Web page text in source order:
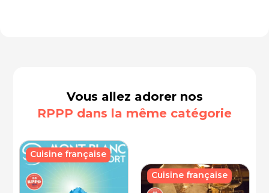
Vous allez adorer nos
RPPP dans la même catégorie
Cuisine française
Cuisine française